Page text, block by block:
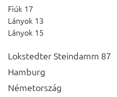
Fiúk 17
Lányok 13
Lányok 15
Lokstedter Steindamm 87
Hamburg
Németország